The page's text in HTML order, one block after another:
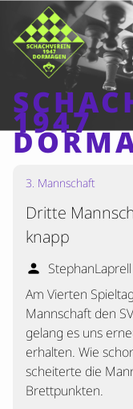
1947
Home
Beiträge
Mannschaften
Ranglisten
Termine
Verschiedenes
Kontakt
3. Mannschaft
Dritte
knapp
person StephanLaprell
Am Vierten
Mannschaft den
gelang es uns
erhalten. Wie
scheiterte die
Brettpunkten.